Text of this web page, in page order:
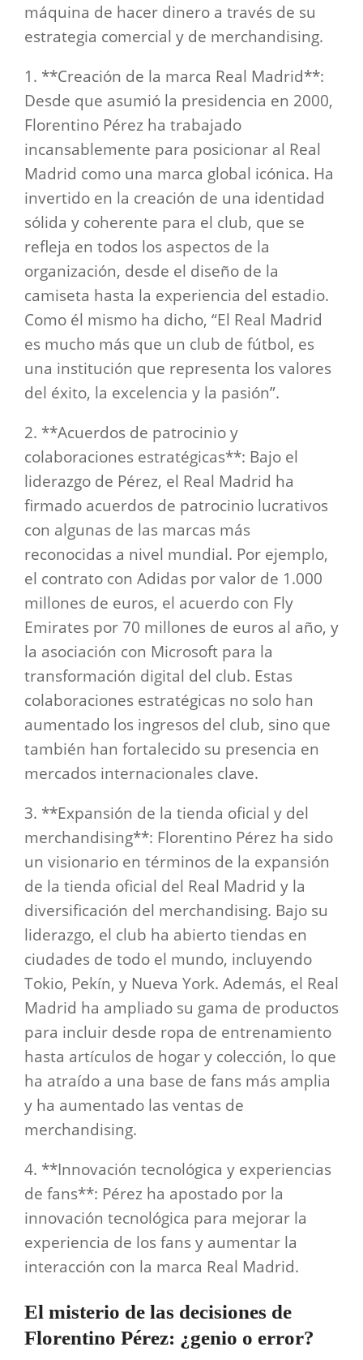
máquina de hacer dinero a través de su
estrategia comercial y de merchandising.
1. **Creación de la marca Real Madrid**:
Desde que asumió la presidencia en 2000,
Florentino Pérez ha trabajado
incansablemente para posicionar al Real
Madrid como una marca global icónica. Ha
invertido en la creación de una identidad
sólida y coherente para el club, que se
refleja en todos los aspectos de la
organización, desde el diseño de la
camiseta hasta la experiencia del estadio.
Como él mismo ha dicho, “El Real Madrid
es mucho más que un club de fútbol, es
una institución que representa los valores
del éxito, la excelencia y la pasión”.
2. **Acuerdos de patrocinio y
colaboraciones estratégicas**: Bajo el
liderazgo de Pérez, el Real Madrid ha
firmado acuerdos de patrocinio lucrativos
con algunas de las marcas más
reconocidas a nivel mundial. Por ejemplo,
el contrato con Adidas por valor de 1.000
millones de euros, el acuerdo con Fly
Emirates por 70 millones de euros al año, y
la asociación con Microsoft para la
transformación digital del club. Estas
colaboraciones estratégicas no solo han
aumentado los ingresos del club, sino que
también han fortalecido su presencia en
mercados internacionales clave.
3. **Expansión de la tienda oficial y del
merchandising**: Florentino Pérez ha sido
un visionario en términos de la expansión
de la tienda oficial del Real Madrid y la
diversificación del merchandising. Bajo su
liderazgo, el club ha abierto tiendas en
ciudades de todo el mundo, incluyendo
Tokio, Pekín, y Nueva York. Además, el Real
Madrid ha ampliado su gama de productos
para incluir desde ropa de entrenamiento
hasta artículos de hogar y colección, lo que
ha atraído a una base de fans más amplia
y ha aumentado las ventas de
merchandising.
4. **Innovación tecnológica y experiencias
de fans**: Pérez ha apostado por la
innovación tecnológica para mejorar la
experiencia de los fans y aumentar la
interacción con la marca Real Madrid.
El misterio de las decisiones de
Florentino Pérez: ¿genio o error?